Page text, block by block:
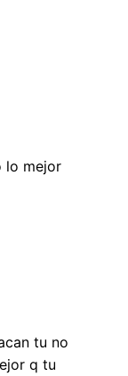
lo mejor
tu no
q tu